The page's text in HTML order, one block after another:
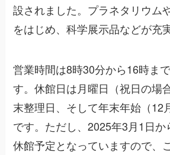
設されました。プラネタリウム
をはじめ、科学展示品などが充
営業時間は8時30分から16時ま
す。休館日は月曜日（祝日の場
末整理日、そして年末年始（12
です。ただし、2025年3月1日
休館予定となっていますので、